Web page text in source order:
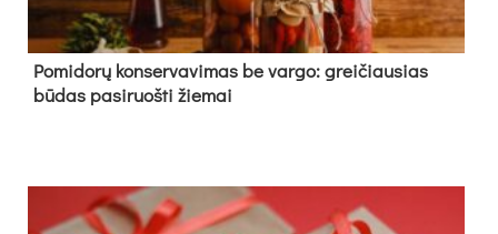
Pomidorų konservavimas be vargo: greičiausias
būdas pasiruošti žiemai